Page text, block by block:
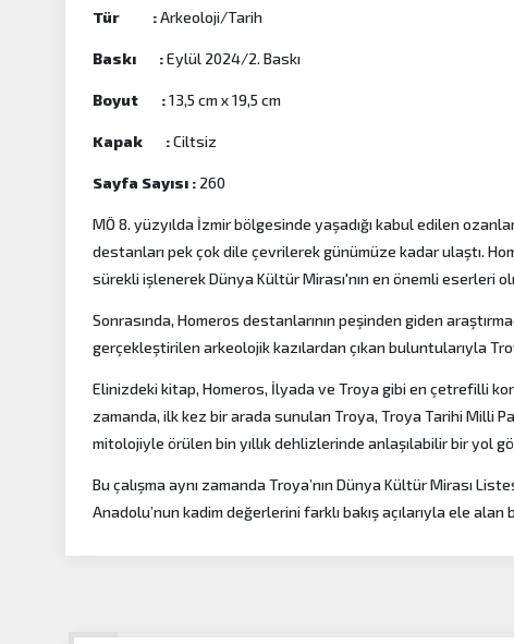
Tür :Arkeoloji/Tarih
Baskı :Eylül 2024/2. Baskı
Boyut :13,5 cm x 19,5 cm
Kapak :Ciltsiz
Sayfa Sayısı : 260
MÖ 8. yüzyılda İzmir bölgesinde yaşadığı kabul edilen
destanları pek çok dile çevrilerek günümüze kadar ulaştı.
sürekli işlenerek Dünya Kültür Mirası'nın en önemli eserleri
Sonrasında, Homeros destanlarının peşinden giden
gerçekleştirilen arkeolojik kazılardan çıkan buluntularıyla
Elinizdeki kitap, Homeros, İlyada ve Troya gibi en çetrefilli
zamanda, ilk kez bir arada sunulan Troya, Troya Tarihi Milli
mitolojiyle örülen bin yıllık dehlizlerinde anlaşılabilir bir yol
Bu çalışma aynı zamanda Troya’nın Dünya Kültür Mirası
Anadolu’nun kadim değerlerini farklı bakış açılarıyla ele alan